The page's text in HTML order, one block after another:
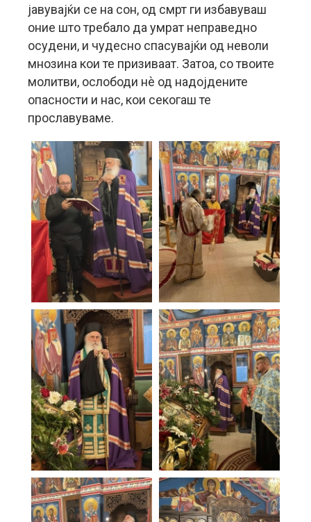
јавувајќи се на сон, од смрт ги избавуваш
оние што требало да умрат неправедно
осудени, и чудесно спасувајќи од неволи
мнозина кои те призиваат. Затоа, со твоите
молитви, ослободи нѐ од надојдените
опасности и нас, кои секогаш те
прославуваме.